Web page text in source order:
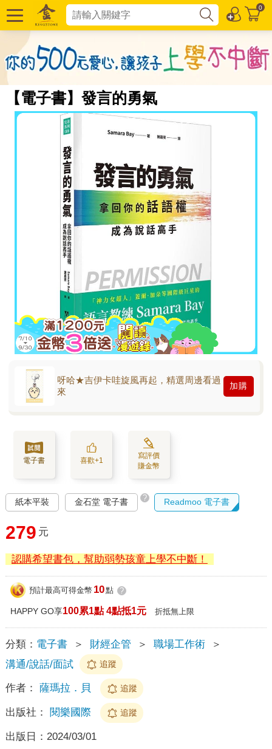
0
【電子書】發言的勇氣
呀哈★吉伊卡哇旋風再起，精選周邊看過
來
加購
電子書 喜歡+1
寫評價
賺金幣
紙本平裝 金石堂 電子書 ? Readmoo 電子書
279 元
認購希望書包，幫助弱勢孩童上學不中斷！
預計最高可得金幣 10點 ?
HAPPY GO享100累1點 4點抵1元 折抵無上限
分類： 電子書 ＞ 財經企管 ＞ 職場工作術
＞
溝通/說話/面試
追蹤
作者： 薩瑪拉．貝 追蹤
出版社： 閱樂國際 追蹤
出版日： 2024/03/01